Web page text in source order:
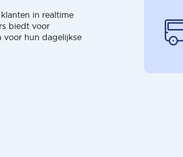
in realtime
biedt voor
voor hun dagelijkse